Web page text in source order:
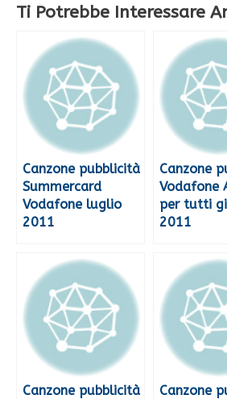
Ti Potrebbe Interessare
Canzone pubblicità
Summercard
Vodafone luglio
2011
Canzone
Vodafone
per tutti
2011
Canzone pubblicità Canzone